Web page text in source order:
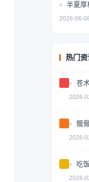
半夏厚
2026-06-
热门资
苍
2026-
髋
2026-
吃
2026-